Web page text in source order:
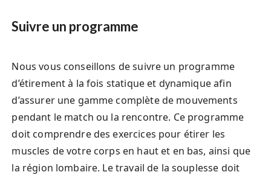
Suivre un programme
Nous vous conseillons de suivre un programme
d’étirement à la fois statique et dynamique afin
d’assurer une gamme complète de mouvements
pendant le match ou la rencontre. Ce programme
doit comprendre des exercices pour étirer les
muscles de votre corps en haut et en bas, ainsi que
la région lombaire. Le travail de la souplesse doit